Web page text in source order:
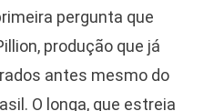
pergunta que
produção que já
antes mesmo do
O longa, que estreia